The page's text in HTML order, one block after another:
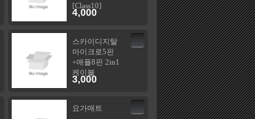
[Class10]
4,000
스카이디지탈
마이크로5핀
+애플8핀 2in1
케이블
3,000
요가매트